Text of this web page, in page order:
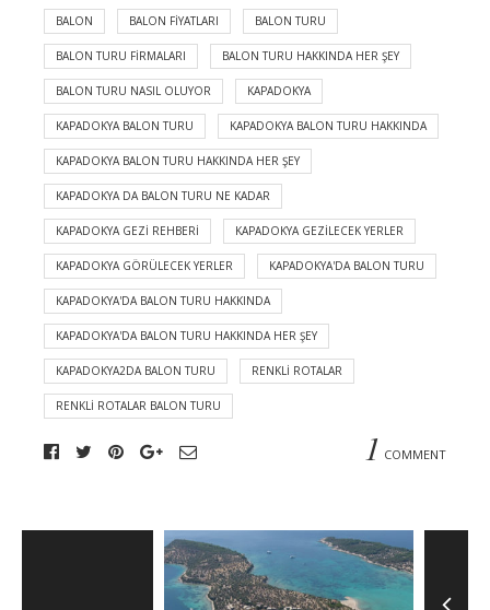
BALON BALON FIYATLARI BALON TURU
BALON TURU FIRMALARI BALON TURU HAKKINDA HER ŞEY
BALON TURU NASIL OLUYOR KAPADOKYA
KAPADOKYA BALON TURU KAPADOKYA BALON TURU HAKKINDA
KAPADOKYA BALON TURU HAKKINDA HER ŞEY
KAPADOKYA DA BALON TURU NE KADAR
KAPADOKYA GEZI REHBERI KAPADOKYA GEZILECEK YERLER
KAPADOKYA GÖRÜLECEK YERLER KAPADOKYA'DA BALON TURU
KAPADOKYA'DA BALON TURU HAKKINDA
KAPADOKYA'DA BALON TURU HAKKINDA HER ŞEY
KAPADOKYA2DA BALON TURU RENKLI ROTALAR
RENKLI ROTALAR BALON TURU
1 COMMENT